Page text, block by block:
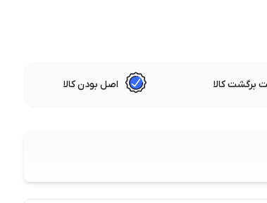
برگشت کالا اصل بودن کالا